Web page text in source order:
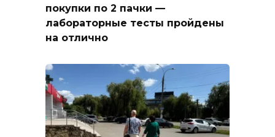
покупки по 2 пачки —
лабораторные тесты пройдены
на отлично